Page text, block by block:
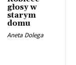
głosy w
starym
domu
Aneta Dolega